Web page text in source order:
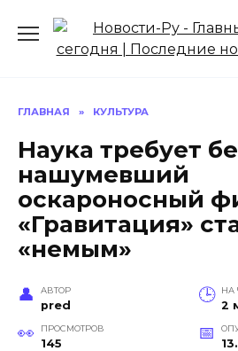
содержанию
ГЛАВНАЯ » КУЛЬТУРА
Наука требует
нашумевший
оскароносный
«Гравитация»
«немым»
АВТОР
pred
НА
2
ПРОСМОТРОВ
145